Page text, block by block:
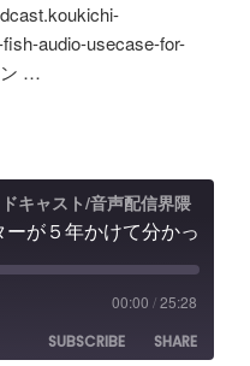
Apple Podcasts
Spotify
audio-usecase-for-
ン …
キャスト/音声配信界隈
00:00 /25:28
SUBSCRIBE
SHARE